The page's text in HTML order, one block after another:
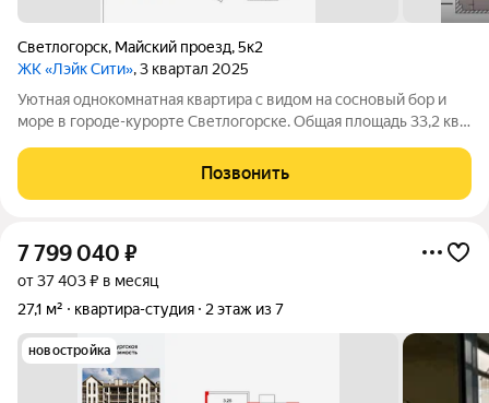
Светлогорск, Майский проезд,5к2
ЖК «Лэйк Сити», 3 квартал 2025
Уютная однокомнатная квартира с видом на сосновый бор и
море в городе-курорте Светлогорске. Общая площадь 33,2 кв.
дома 2025 года постройки от застройщика Setl Group. В
квартире выполнен
Позвонить
7 799 040 ₽
от 37 403 ₽ в месяц
27,1 м²
квартира-студия 2 этаж из 7
новостройка